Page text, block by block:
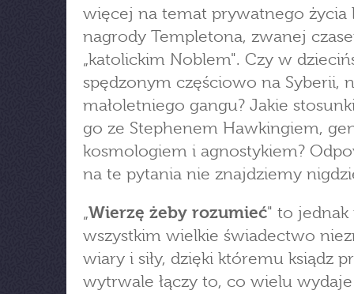
więcej na temat prywatnego życia
nagrody Templetona, zwanej
„katolickim Noblem". Czy w
spędzonym częściowo na Syberii,
małoletniego gangu? Jakie
go ze Stephenem Hawkingiem,
kosmologiem i agnostykiem?
na te pytania nie znajdziemy
„Wierzę żeby rozumieć" to jednak
wszystkim wielkie świadectwo
wiary i siły, dzięki któremu ksiądz
wytrwale łączy to, co wielu